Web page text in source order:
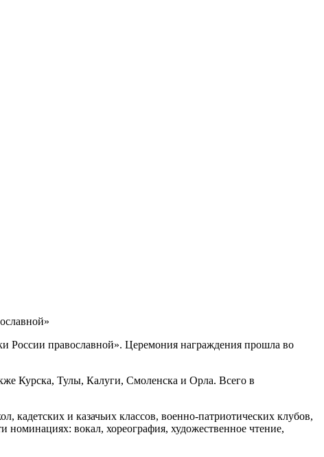
России православной». Церемония награждения прошла во
Курска, Тулы, Калуги, Смоленска и Орла. Всего в
и казачьих классов, военно-патриотических клубов,
вокал, хореография, художественное чтение,